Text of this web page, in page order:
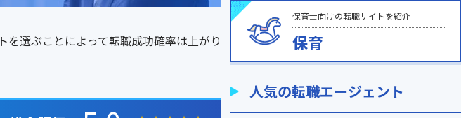
選ぶことによって転職成功確率は上がり
保育士向けの転職サイトを紹介
保育
人気の転職エージェント